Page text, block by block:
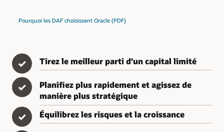
Pourquoi les DAF choisissent Oracle (PDF)
✓ Tirez le meilleur parti d'un capital limité
✓
Planifiez plus rapidement et agissez de
manière plus stratégique
✓ Équilibrez les risques et la croissance